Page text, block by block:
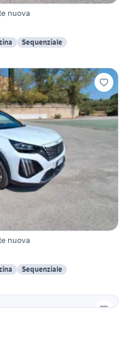
nuova
Sequenziale
nuova
Sequenziale